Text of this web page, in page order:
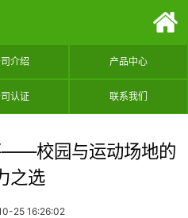
介绍 产品中心
认证 联系我们
——校园与运动场地的
之选
25 16:26:02